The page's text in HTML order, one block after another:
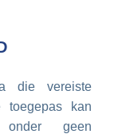
die vereiste
toegepas kan
geen